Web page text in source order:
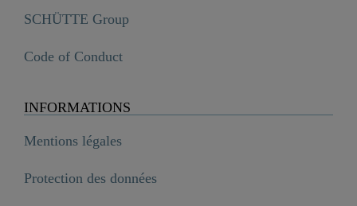
SCHÜTTE Group
Code of Conduct
INFORMATIONS
Mentions légales
Protection des données